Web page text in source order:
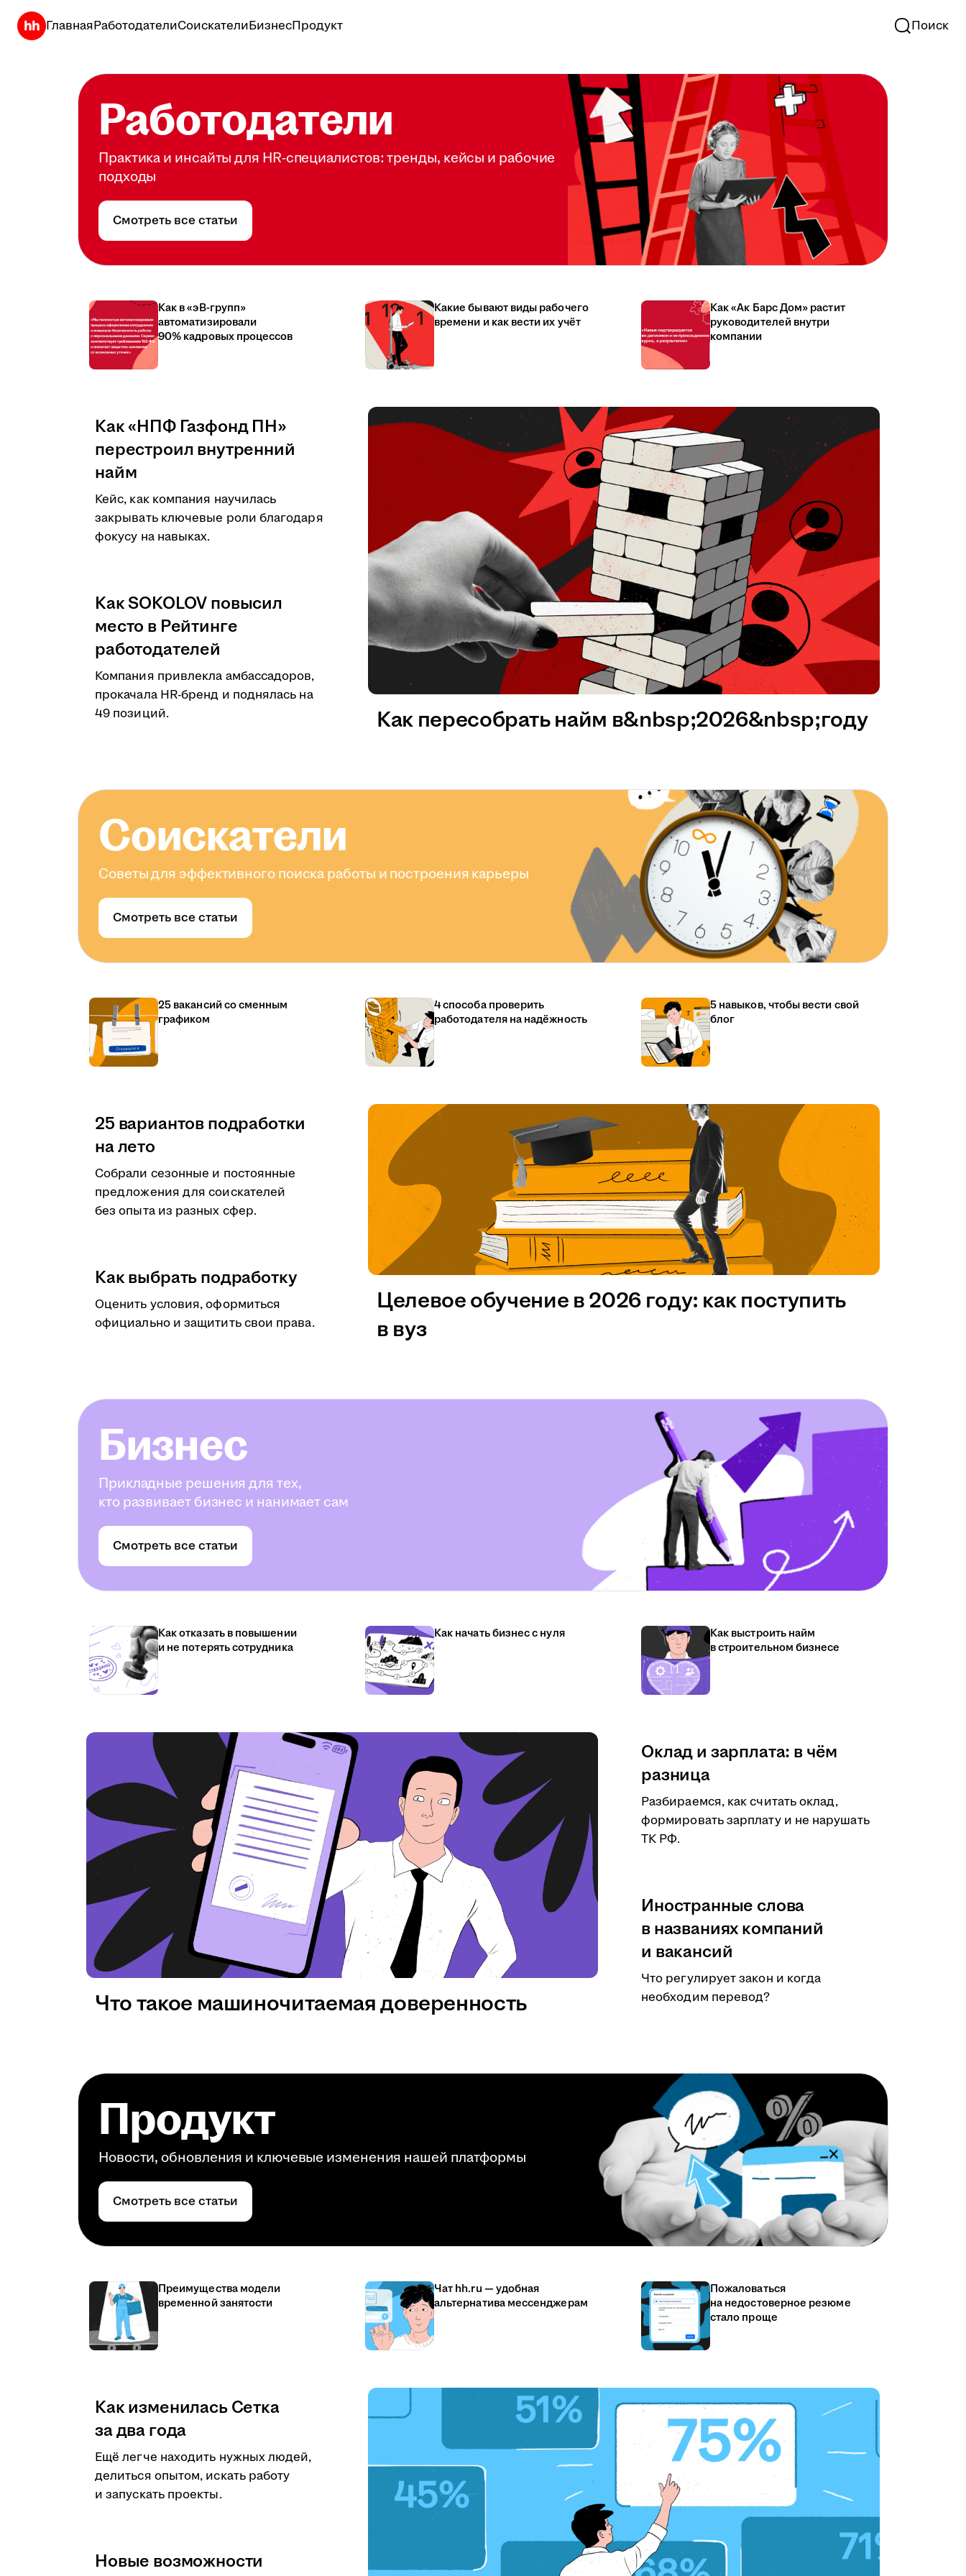
ГлавнаяРаботодателиСоискателиБизнесПродукт Поиск
Работодатели
Практика и инсайты для HR-специалистов: тренды, кейсы и рабочие
подходы
Смотреть все статьи
Как в «эВ-групп»
автоматизировали
90% кадровых процессов
Какие бывают виды рабочего
времени и как вести их учёт
Как «Ак Барс Дом» растит
руководителей внутри
компании
Как «НПФ Газфонд ПН»
перестроил внутренний
найм
Кейс, как компания научилась
закрывать ключевые роли благодаря
фокусу на навыках.
Как SOKOLOV повысил
место в Рейтинге
работодателей
Компания привлекла амбассадоров,
прокачала HR-бренд и поднялась на
49 позиций.
Как пересобрать найм в&nbsp;2026&nbsp;году
Соискатели
Советы для эффективного поиска работы и построения карьеры
Смотреть все статьи
25 вакансий со сменным
графиком
4 способа проверить
работодателя на надёжность
5 навыков, чтобы вести свой
блог
25 вариантов подработки
на лето
Собрали сезонные и постоянные
предложения для соискателей
без опыта из разных сфер.
Как выбрать подработку
Оценить условия, оформиться
официально и защитить свои права.
Целевое обучение в 2026 году: как поступить
в вуз
Бизнес
Прикладные решения для тех,
кто развивает бизнес и нанимает сам
Смотреть все статьи
Как отказать в повышении
и не потерять сотрудника
Как начать бизнес с нуля
Как выстроить найм
в строительном бизнесе
Оклад и зарплата: в чём
разница
Разбираемся, как считать оклад,
формировать зарплату и не нарушать
ТК РФ.
Иностранные слова
в названиях компаний
и вакансий
Что регулирует закон и когда
необходим перевод?
Что такое машиночитаемая доверенность
Продукт
Новости, обновления и ключевые изменения нашей платформы
Смотреть все статьи
Преимущества модели
временной занятости
Чат hh.ru — удобная
альтернатива мессенджерам
Пожаловаться
на недостоверное резюме
стало проще
Как изменилась Сетка
за два года
Ещё легче находить нужных людей,
делиться опытом, искать работу
и запускать проекты.
Новые возможности